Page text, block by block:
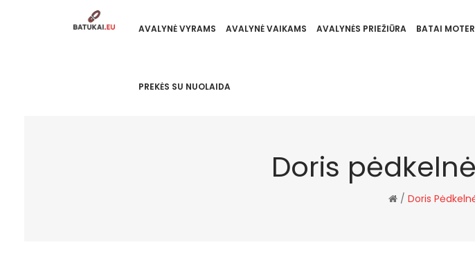
AVALYNĖ VYRAMS AVALYNĖ VAIKAMS AVALYNĖS PRIEŽIŪRA BATAI
PREKĖS SU NUOLAIDA
Doris
/ Doris